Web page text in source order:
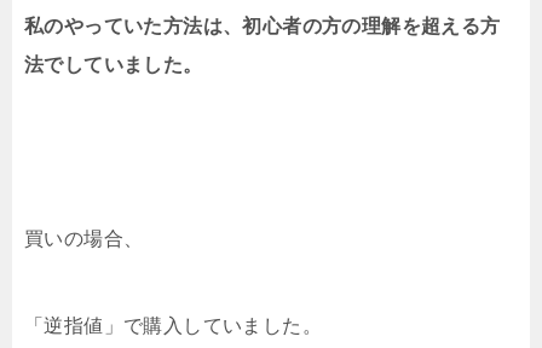
私のやっていた方法は、初心者の方の理解を超える方
法でしていました。
買いの場合、
「逆指値」で購入していました。